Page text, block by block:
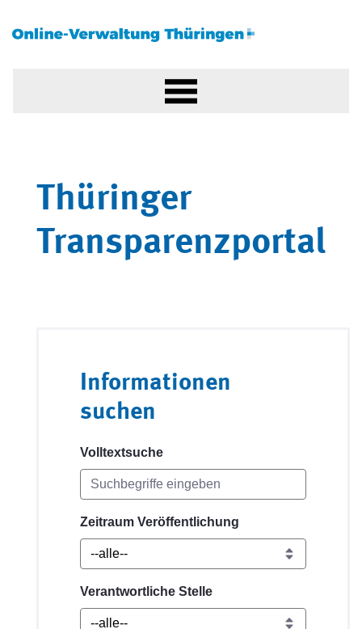
Thüringer
Transparenzportal
Informationen
suchen
Volltextsuche
Zeitraum Veröffentlichung
Verantwortliche Stelle